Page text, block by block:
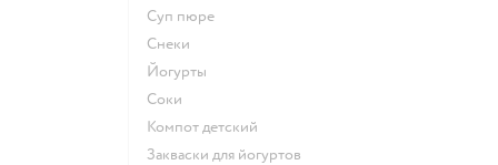
суп пюре
Снеки
йогурты
Соки
компот детский
Закваски для йогуртов